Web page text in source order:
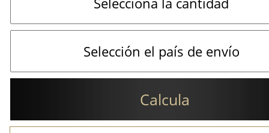
Calcula